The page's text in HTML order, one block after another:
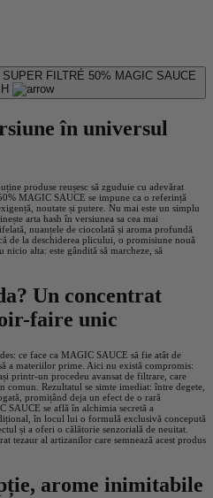
SUPER FILTRÉ 50% MAGIC SAUCE
în universul
produse reușesc să zguduie cu adevărat
MAGIC SAUCE se impune ca o referință
noutate și putere. Nu mai este un simplu
arta hash în versiunea sa cea mai
nuanțele de ciocolată și aroma profundă
de la deschiderea plicului, o promisiune nouă
nicio alta: este gândită să marcheze, să
Un concentrat
faire unic
ce face ca MAGIC SAUCE să fie atât de
a materiilor prime. Aici nu există compromis:
printr-un procedeu avansat de filtrare, care
comun. Rezultatul se simte imediat: între degete,
promițând deja un efect de o rară
SAUCE se află în alchimia secretă a
în locul lui o formulă exclusivă concepută
și a oferi o călătorie senzorială de neuitat.
tezaur al artizanilor care semnează acest produs
arome inimitabile